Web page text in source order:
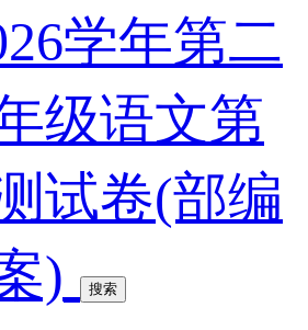
学年第二
级语文第
试卷(部编
)
搜索